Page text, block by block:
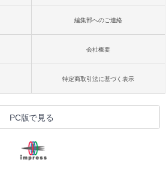
編集部へのご連絡
会社概要
特定商取引法に基づく表示
PC版で見る